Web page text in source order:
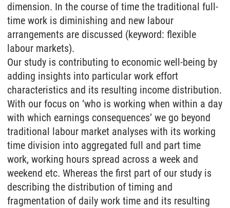
dimension. In the course of time the traditional full-
time work is diminishing and new labour
arrangements are discussed (keyword: flexible
labour markets).
Our study is contributing to economic well-being by
adding insights into particular work effort
characteristics and its resulting income distribution.
With our focus on ‘who is working when within a day
with which earnings consequences’ we go beyond
traditional labour market analyses with its working
time division into aggregated full and part time
work, working hours spread across a week and
weekend etc. Whereas the first part of our study is
describing the distribution of timing and
fragmentation of daily work time and its resulting